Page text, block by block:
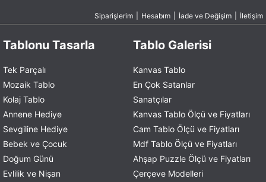
Siparişlerim Hesabım İade ve Değişim İletişim
Tablonu Tasarla
Tek Parçalı
Mozaik Tablo
Kolaj Tablo
Annene Hediye
Sevgiline Hediye
Bebek ve Çocuk
Doğum Günü
Evlilik ve Nişan
Tablo Galerisi
Kanvas Tablo
En Çok Satanlar
Sanatçılar
Kanvas Tablo Ölçü ve Fiyatları
Cam Tablo Ölçü ve Fiyatları
Mdf Tablo Ölçü ve Fiyatları
Ahşap Puzzle Ölçü ve Fiyatları
Çerçeve Modelleri